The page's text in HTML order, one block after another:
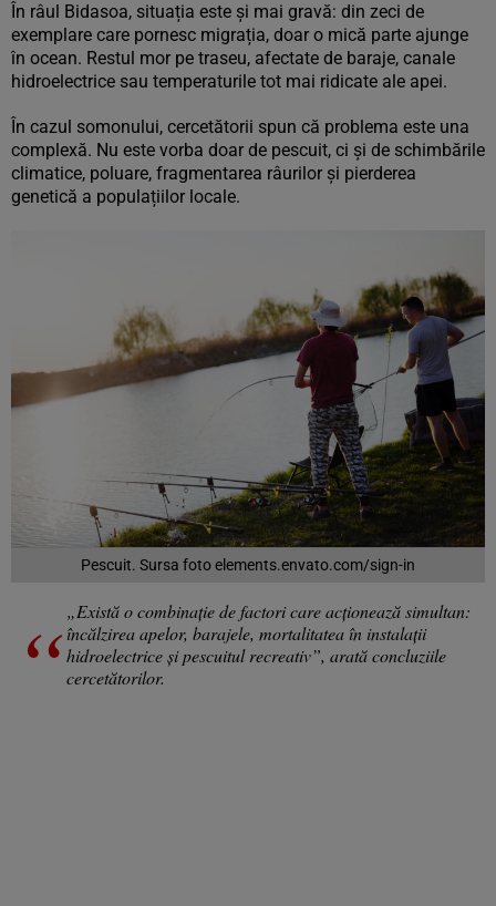
În râul Bidasoa, situația este și mai gravă: din zeci de
exemplare care pornesc migrația, doar o mică parte ajunge
în ocean. Restul mor pe traseu, afectate de baraje, canale
hidroelectrice sau temperaturile tot mai ridicate ale apei.
În cazul somonului, cercetătorii spun că problema este una
complexă. Nu este vorba doar de pescuit, ci și de schimbările
climatice, poluare, fragmentarea râurilor și pierderea
genetică a populațiilor locale.
Pescuit. Sursa foto elements.envato.com/sign-in
„Există o combinație de factori care acționează simultan:
încălzirea apelor, barajele, mortalitatea în instalații
hidroelectrice și pescuitul recreativ”, arată concluziile
cercetătorilor.